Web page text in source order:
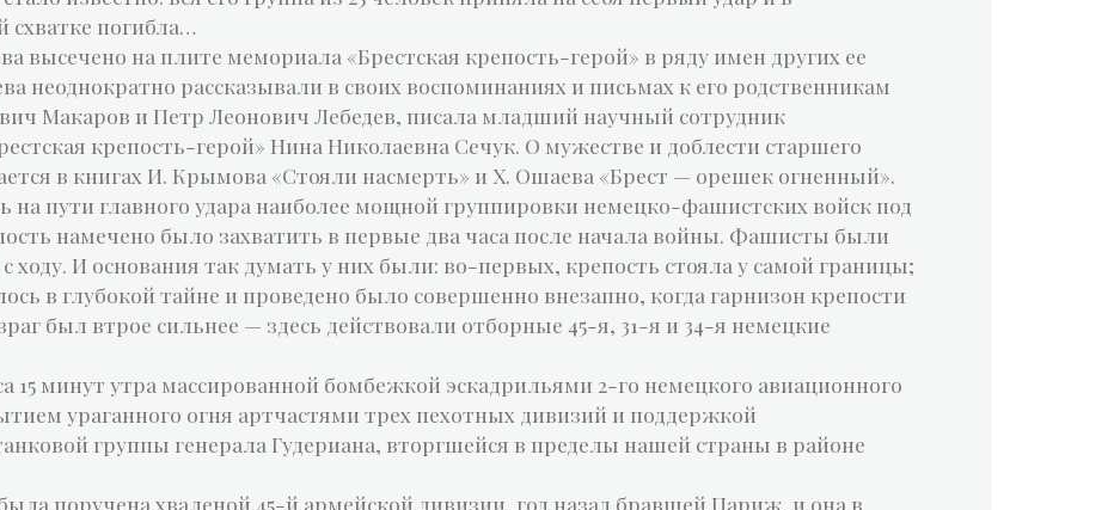
погибла…
высечено на плите мемориала «Брестская крепость-герой» в ряду имен других ее
неоднократно рассказывали в своих воспоминаниях и письмах к его родственникам
Макаров и Петр Леонович Лебедев, писала младший научный сотрудник
крепость-герой» Нина Николаевна Сечук. О мужестве и доблести старшего
в книгах И. Крымова «Стояли насмерть» и Х. Ошаева «Брест — орешек огненный».
на пути главного удара наиболее мощной группировки немецко-фашистских войск под
намечено было захватить в первые два часа после начала войны. Фашисты были
ходу. И основания так думать у них были: во-первых, крепость стояла у самой границы;
в глубокой тайне и проведено было совершенно внезапно, когда гарнизон крепости
был втрое сильнее — здесь действовали отборные 45-я, 31-я и 34-я немецкие
15 минут утра массированной бомбежкой эскадрильями 2-го немецкого авиационного
ураганного огня артчастями трех пехотных дивизий и поддержкой
группы генерала Гудериана, вторгшейся в пределы нашей страны в районе
поручена хваленой 45-й армейской дивизии, год назад бравшей Париж, и она в